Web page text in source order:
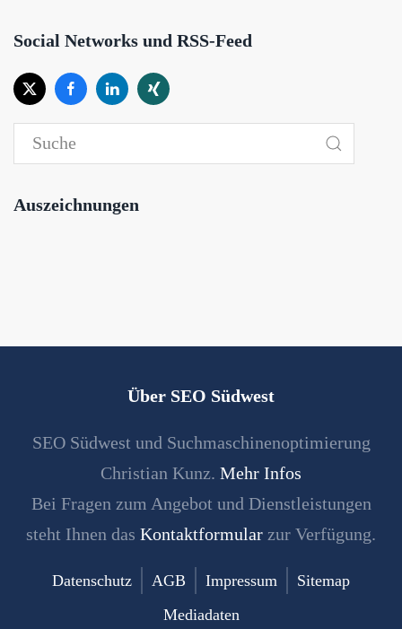
Social Networks und RSS-Feed
Auszeichnungen
Über SEO Südwest
SEO Südwest und Suchmaschinenoptimierung
Christian Kunz. Mehr Infos
Bei Fragen zum Angebot und Dienstleistungen
steht Ihnen das Kontaktformular zur Verfügung.
Datenschutz AGB Impressum
Sitemap
Mediadaten